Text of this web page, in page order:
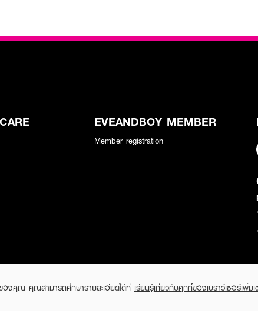
ของคุณ คุณสามารถศึกษารายละเอียดได้ที่ เรียนรู้เกี่ยวกับคุกกี้ของเบราว์เซอร์เพิ่ม
EVEANDBOY MEMBER
Member registration